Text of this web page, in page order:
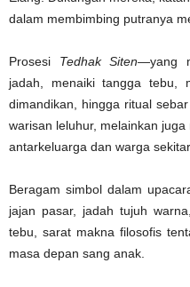
dalam membimbing putranya
Prosesi Tedhak Siten—yang
jadah, menaiki tangga tebu,
dimandikan, hingga ritual sebar
warisan leluhur, melainkan
antarkeluarga dan warga sekitar.
Beragam simbol dalam
jajan pasar, jadah tujuh
tebu, sarat makna filosofis
masa depan sang anak.